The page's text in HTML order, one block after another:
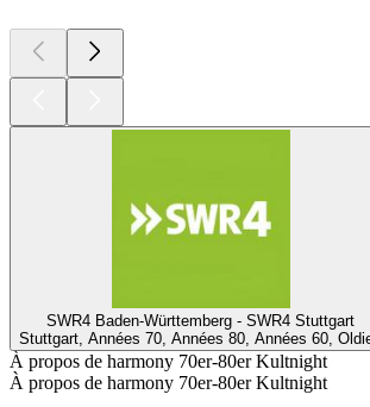
SWR4 Baden-Württemberg - SWR4 Stuttgart
Stuttgart, Années 70, Années 80, Années 60,
À propos de harmony 70er-80er Kultnight
À propos de harmony 70er-80er Kultnight